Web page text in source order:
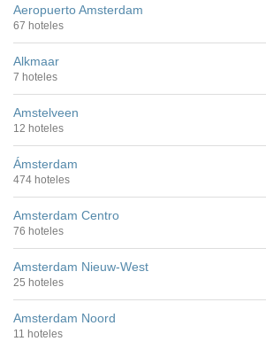
Aeropuerto Amsterdam
67 hoteles
Alkmaar
7 hoteles
Amstelveen
12 hoteles
Ámsterdam
474 hoteles
Amsterdam Centro
76 hoteles
Amsterdam Nieuw-West
25 hoteles
Amsterdam Noord
11 hoteles